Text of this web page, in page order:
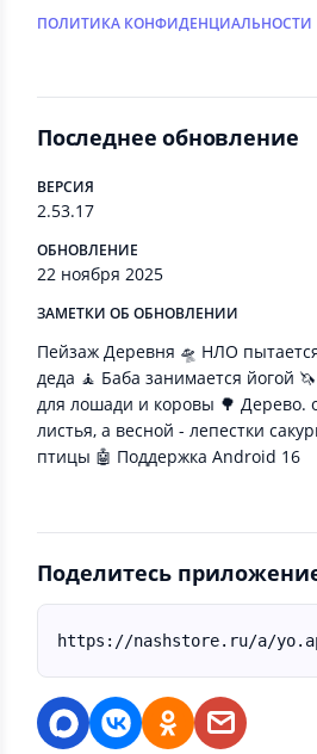
ПОЛИТИКА КОНФИДЕНЦИАЛЬНОСТИ
Последнее обновление
ВЕРСИЯ
2.53.17
ОБНОВЛЕНИЕ
22 ноября 2025
ЗАМЕТКИ ОБ ОБНОВЛЕНИИ
Пейзаж Деревня 🛸 НЛО
деда 🧘 Баба занимается йогой
для лошади и коровы 🌳 Дерево.
листья, а весной - лепестки
птицы 🤖 Поддержка Android 16
Поделитесь
https://nashstore.ru/a/